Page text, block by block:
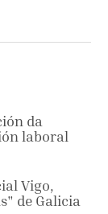
da
laboral
Vigo,
de Galicia